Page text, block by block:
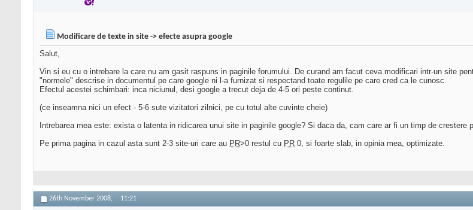
Modificare de texte in site -> efecte asupra google
Salut,
Vin si eu cu o intrebare la care nu am gasit raspuns in paginile forumului. De curand am facut ceva modificari intr-un site
"normele" descrise in documentul pe care google ni l-a furnizat si respectand toate regulile pe care cred ca le cunosc.
Efectul acestei schimbari: inca niciunul, desi google a trecut deja de 4-5 ori peste continut.
(ce inseamna nici un efect - 5-6 sute vizitatori zilnici, pe cu totul alte cuvinte cheie)
Intrebarea mea este: exista o latenta in ridicarea unui site in paginile google? Si daca da, cam care ar fi un timp de crestere
Pe prima pagina in cazul asta sunt 2-3 site-uri care au PR>0 restul cu PR 0, si foarte slab, in opinia mea, optimizate.
26th November 2008, 11:21